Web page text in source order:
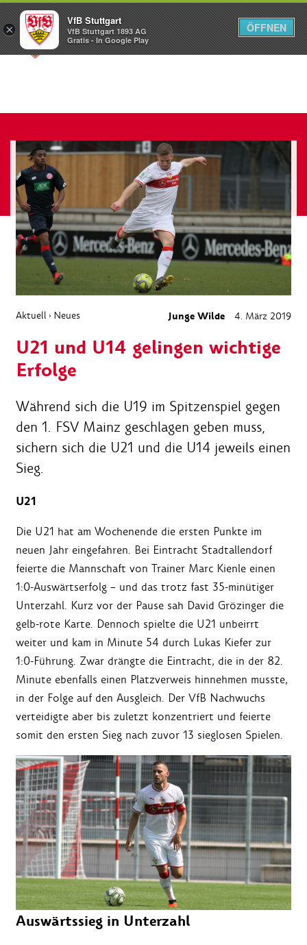
Menü
Aktuell › Neues Junge Wilde 4. März 2019
U21 und U14 gelingen wichtige
Erfolge
Während sich die U19 im Spitzenspiel gegen
den 1. FSV Mainz geschlagen geben muss,
sichern sich die U21 und die U14 jeweils einen
Sieg.
U21
Die U21 hat am Wochenende die ersten Punkte im
neuen Jahr eingefahren. Bei Eintracht Stadtallendorf
feierte die Mannschaft von Trainer Marc Kienle einen
1:0-Auswärtserfolg – und das trotz fast 35-minütiger
Unterzahl. Kurz vor der Pause sah David Grözinger die
gelb-rote Karte. Dennoch spielte die U21 unbeirrt
weiter und kam in Minute 54 durch Lukas Kiefer zur
1:0-Führung. Zwar drängte die Eintracht, die in der 82.
Minute ebenfalls einen Platzverweis hinnehmen musste,
in der Folge auf den Ausgleich. Der VfB Nachwuchs
verteidigte aber bis zuletzt konzentriert und feierte
somit den ersten Sieg nach zuvor 13 sieglosen Spielen.
Auswärtssieg in Unterzahl
×
VfB Stuttgart
VfB Stuttgart 1893 AG
Gratis - In Google Play
ÖFFNEN